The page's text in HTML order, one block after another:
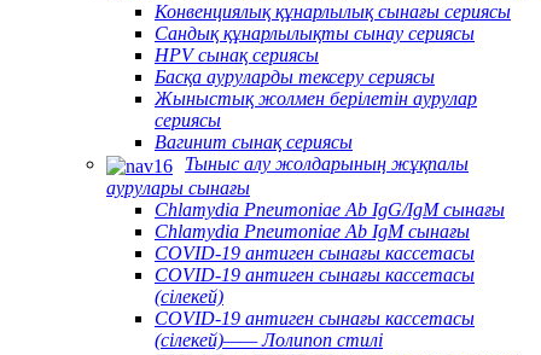
Конвенциялық құнарлылық сынағы сериясы
Сандық құнарлылықты сынау сериясы
HPV сынақ сериясы
Басқа ауруларды тексеру сериясы
Жыныстық жолмен берілетін аурулар
сериясы
Вагинит сынақ сериясы
Тыныс алу жолдарының жұқпалы
аурулары сынағы
Chlamydia Pneumoniae Ab IgG/IgM сынағы
Chlamydia Pneumoniae Ab IgM сынағы
COVID-19 антиген сынағы кассетасы
COVID-19 антиген сынағы кассетасы
(сілекей)
COVID-19 антиген сынағы кассетасы
(сілекей)—— Лолипоп стилі